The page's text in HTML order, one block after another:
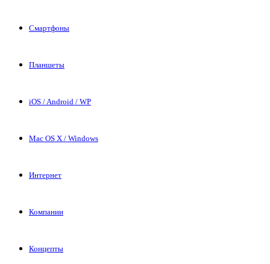
Смартфоны
Планшеты
iOS / Android / WP
Mac OS X / Windows
Интернет
Компании
Концепты